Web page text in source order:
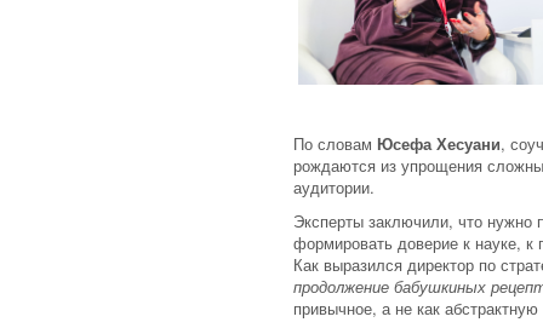
По словам Юсефа Хесуани,
рождаются из упрощения
аудитории.
Эксперты заключили, что нужно
формировать доверие к науке,
Как выразился директор по
продолжение бабушкиных
привычное, а не как